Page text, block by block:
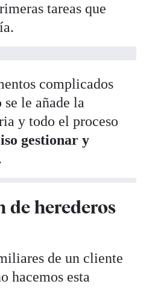
tareas que
complicados
le añade la
y todo el proceso
gestionar y
de herederos
de un cliente
hacemos esta